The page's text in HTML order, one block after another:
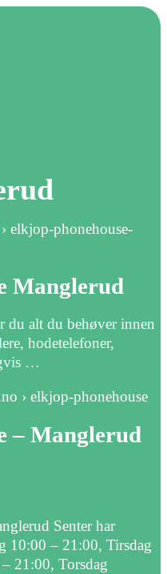
elkjop-phonehouse-
Manglerud
du alt du behøver innen
hodetelefoner,
…
› elkjop-phonehouse
– Manglerud
Senter har
10:00 – 21:00, Tirsdag
21:00, Torsdag